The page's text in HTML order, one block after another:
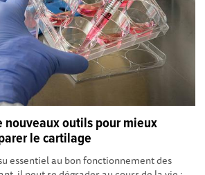
nouveaux outils pour mieux
le cartilage
essentiel au bon fonctionnement des